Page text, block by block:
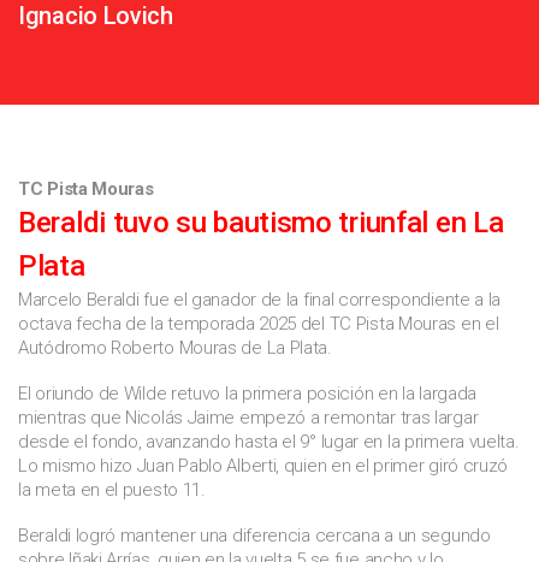
Ignacio Lovich
TC Pista Mouras
Beraldi tuvo su bautismo triunfal en La
Plata
Marcelo Beraldi fue el ganador de la final correspondiente a la
octava fecha de la temporada 2025 del TC Pista Mouras en el
Autódromo Roberto Mouras de La Plata.
El oriundo de Wilde retuvo la primera posición en la largada
mientras que Nicolás Jaime empezó a remontar tras largar
desde el fondo, avanzando hasta el 9° lugar en la primera vuelta.
Lo mismo hizo Juan Pablo Alberti, quien en el primer giró cruzó
la meta en el puesto 11.
Beraldi logró mantener una diferencia cercana a un segundo